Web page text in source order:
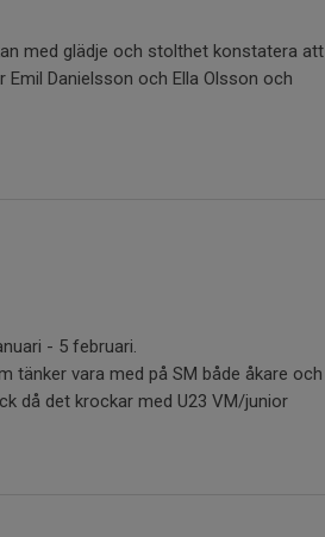
med glädje och stolthet konstatera att
Danielsson och Ella Olsson och
- 5 februari.
tänker vara med på SM både åkare och
då det krockar med U23 VM/junior